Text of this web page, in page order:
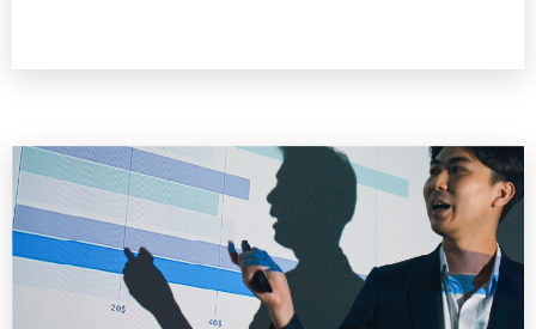
に、船舶分野への応用可能性について検討す
る。